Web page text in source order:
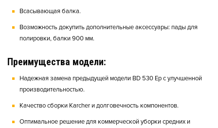
Всасывающая балка.
Возможность докупить дополнительные аксессуары: пады для
полировки, балки 900 мм.
Преимущества модели:
Надежная замена предыдущей модели BD 530 Ep с улучшенной
производительностью.
Качество сборки Karcher и долговечность компонентов.
Оптимальное решение для коммерческой уборки средних и